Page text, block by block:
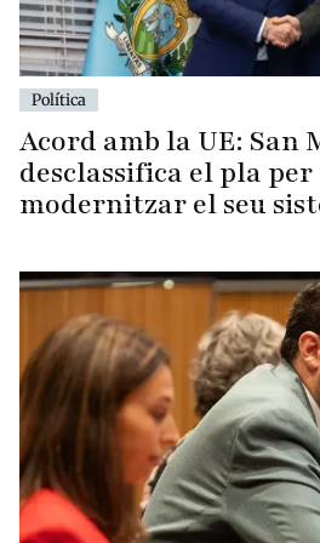
Política
Acord amb la UE: San
desclassifica el pla
modernitzar el seu